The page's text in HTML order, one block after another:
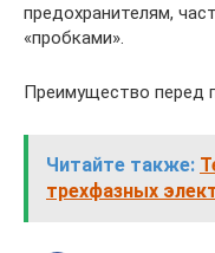
предохранителям,
«пробками».
Преимущество перед
Читайте также:
трехфазных